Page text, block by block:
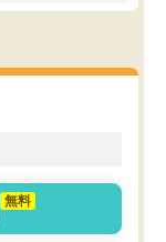
ション内容になっていま
を社会人として働いてい
標を見つける事が出来ま
無料